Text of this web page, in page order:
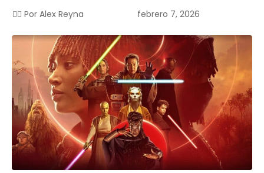
✍🏻 Por Alex Reyna febrero 7, 2026